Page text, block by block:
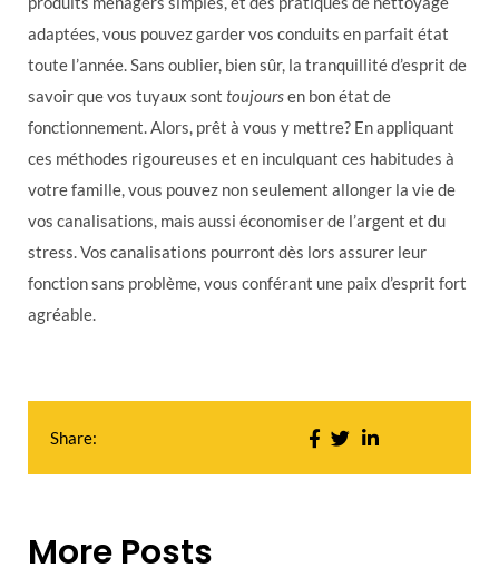
adaptées, vous pouvez garder vos conduits en parfait état
toute l’année. Sans oublier, bien sûr, la tranquillité d’esprit de
savoir que vos tuyaux sont toujoursen bon état de
fonctionnement. Alors, prêt à vous y mettre? En appliquant
ces méthodes rigoureuses et en inculquant ces habitudes à
votre famille, vous pouvez non seulement allonger la vie de
vos canalisations, mais aussi économiser de l’argent et du
stress. Vos canalisations pourront dès lors assurer leur
fonction sans problème, vous conférant une paix d’esprit fort
agréable.
Share:
More Posts